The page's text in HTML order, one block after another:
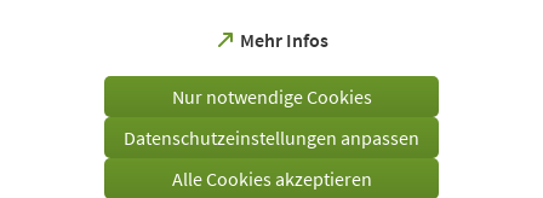
Mehr Infos
(Öffnet
einem
Tab)
Nur notwendige Cookies
Datenschutzeinstellungen anpassen
Alle Cookies akzeptieren